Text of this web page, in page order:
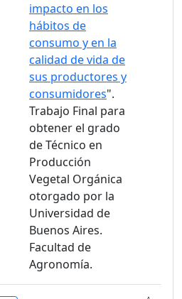
impacto en los
hábitos de
consumo y en la
calidad de vida de
sus productores y
consumidores".
Trabajo Final para
obtener el grado
de Técnico en
Producción
Vegetal Orgánica
otorgado por la
Universidad de
Buenos Aires.
Facultad de
Agronomía.